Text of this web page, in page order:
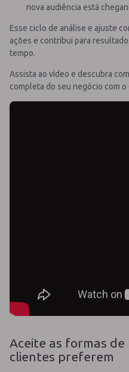
nova audiência está
Esse ciclo de análise e ajuste
ações e contribui para
tempo.
Assista ao vídeo e descubra
completa do seu negócio com o
Aceite as formas
clientes preferem